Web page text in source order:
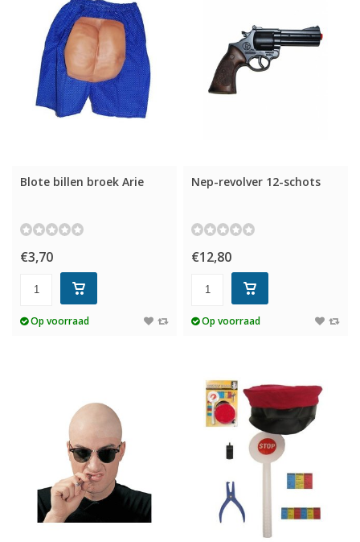
Blote billen broek Arie
€3,70
Op voorraad
Nep-revolver 12-schots
€12,80
Op voorraad